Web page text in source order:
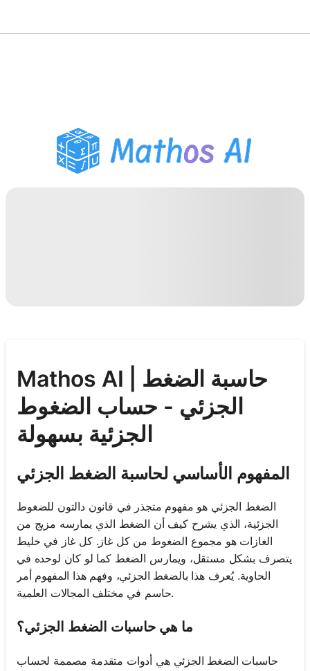
مساعد واجبات PDF
أدوات الدراسة
Mathos AI | حاسبة الضغط
الجزئي - حساب الضغوط
الجزئية بسهولة
المفهوم الأساسي لحاسبة الضغط الجزئي
الضغط الجزئي هو مفهوم متجذر في قانون دالتون للضغوط
الجزئية، الذي يشرح كيف أن الضغط الذي يمارسه مزيج من
الغازات هو مجموع الضغوط من كل غاز. كل غاز في خليط
يتصرف بشكل مستقل، ويمارس الضغط كما لو كان لوحده في
الحاوية. يُعرف هذا بالضغط الجزئي، وفهم هذا المفهوم أمر
حاسم في مختلف المجالات العلمية.
ما هي حاسبات الضغط الجزئي؟
حاسبات الضغط الجزئي هي أدوات متقدمة مصممة لحساب